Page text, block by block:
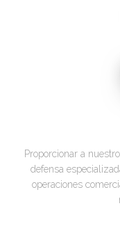
Proporcionar a
defensa
operaciones